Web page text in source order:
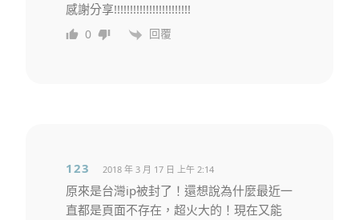
感謝分享!!!!!!!!!!!!!!!!!!!!!!!!
0 回覆
123 2018 年 3 月 17 日 上午 2:14
原來是台灣ip被封了！還想說為什麼最近一
直都是頁面不存在，超火大的！現在又能